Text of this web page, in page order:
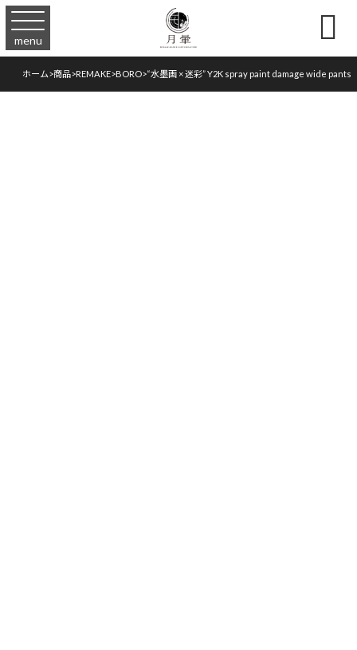
menu 
ホーム>商品>REMAKE>BORO>“水墨画 × 迷彩” Y2K spray paint damage wide pants